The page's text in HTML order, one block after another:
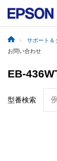
サポート＆
お問い合わせ
EB-
型番検索